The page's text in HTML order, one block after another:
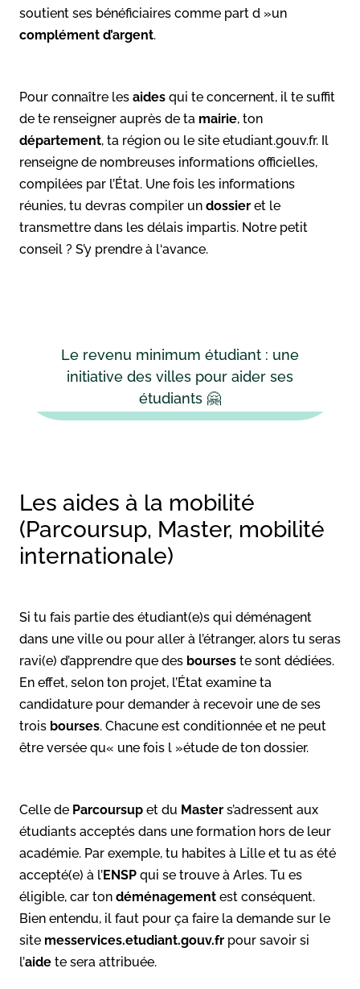
soutient ses bénéficiaires comme part d »un
complément d’argent.
Pour connaître les aides qui te concernent, il te suffit
de te renseigner auprès de ta mairie, ton
département, ta région ou le site etudiant.gouv.fr. Il
renseigne de nombreuses informations officielles,
compilées par l’État. Une fois les informations
réunies, tu devras compiler un dossier et le
transmettre dans les délais impartis. Notre petit
conseil ? S’y prendre à l‘avance.
Le revenu minimum étudiant : une
initiative des villes pour aider ses
étudiants 🤗
Les aides à la mobilité
(Parcoursup, Master, mobilité
internationale)
Si tu fais partie des étudiant(e)s qui déménagent
dans une ville ou pour aller à l’étranger, alors tu seras
ravi(e) d’apprendre que des bourses te sont dédiées.
En effet, selon ton projet, l’État examine ta
candidature pour demander à recevoir une de ses
trois bourses. Chacune est conditionnée et ne peut
être versée qu« une fois l »étude de ton dossier.
Celle de Parcoursup et du Master s’adressent aux
étudiants acceptés dans une formation hors de leur
académie. Par exemple, tu habites à Lille et tu as été
accepté(e) à l’ENSP qui se trouve à Arles. Tu es
éligible, car ton déménagement est conséquent.
Bien entendu, il faut pour ça faire la demande sur le
site messervices.etudiant.gouv.fr pour savoir si
l’aide te sera attribuée.